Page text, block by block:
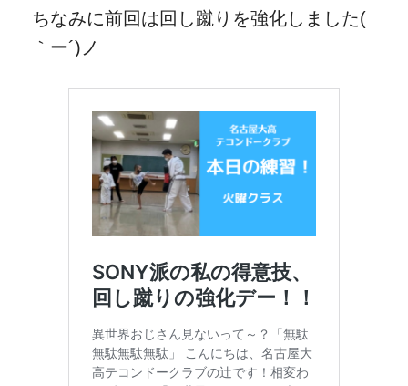
ちなみに前回は回し蹴りを強化しました(
｀ー´)ノ